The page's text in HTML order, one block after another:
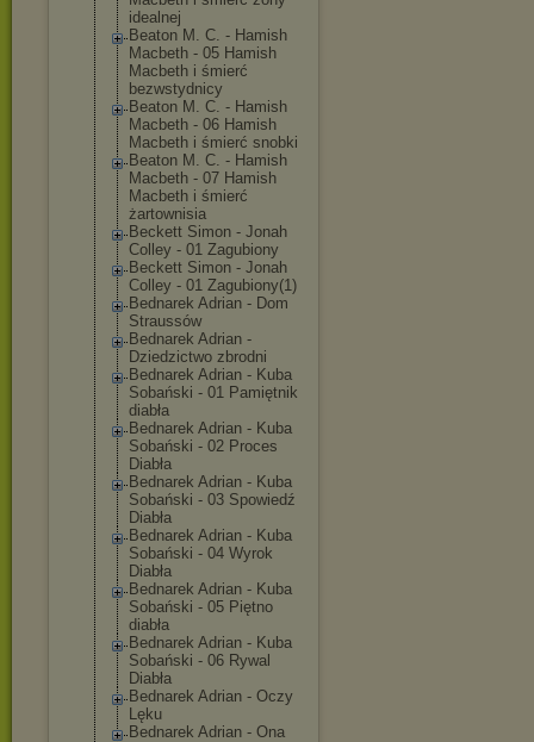
idealnej
Beaton M. C. - Hamish
Macbeth - 05 Hamish
Macbeth i śmierć
bezwstydnicy
Beaton M. C. - Hamish
Macbeth - 06 Hamish
Macbeth i śmierć snobki
Beaton M. C. - Hamish
Macbeth - 07 Hamish
Macbeth i śmierć
żartownisia
Beckett Simon - Jonah
Colley - 01 Zagubiony
Beckett Simon - Jonah
Colley - 01 Zagubiony(1)
Bednarek Adrian - Dom
Straussów
Bednarek Adrian -
Dziedzictwo zbrodni
Bednarek Adrian - Kuba
Sobański - 01 Pamiętnik
diabła
Bednarek Adrian - Kuba
Sobański - 02 Proces
Diabła
Bednarek Adrian - Kuba
Sobański - 03 Spowiedź
Diabła
Bednarek Adrian - Kuba
Sobański - 04 Wyrok
Diabła
Bednarek Adrian - Kuba
Sobański - 05 Piętno
diabła
Bednarek Adrian - Kuba
Sobański - 06 Rywal
Diabła
Bednarek Adrian - Oczy
Lęku
Bednarek Adrian - Ona